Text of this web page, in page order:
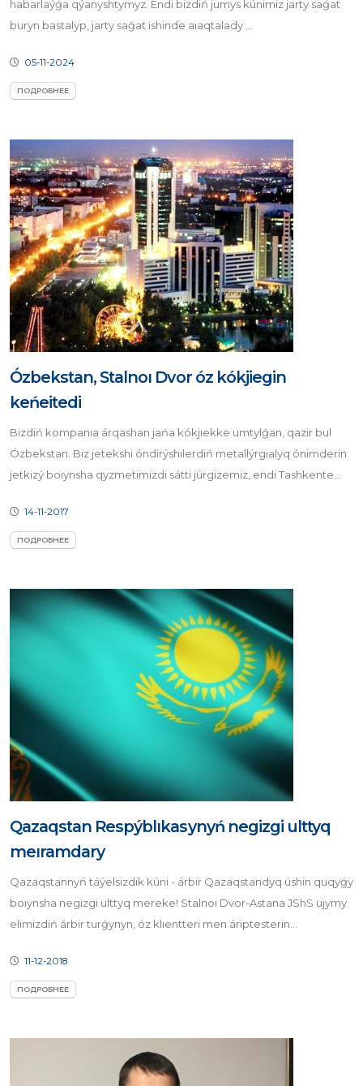
habarlaýǵa qýanyshtymyz. Endi bizdiń jumys kúnimiz jarty saǵat
buryn bastalyp, jarty saǵat ishinde aıaqtalady ...
05-11-2024
ПОДРОБНЕЕ
Ózbekstan, Stalnoı Dvor óz kókjiegin
keńeitedi
Bizdiń kompanıa árqashan jańa kókjıekke umtylǵan, qazir bul
Ózbekstan. Biz jetekshi óndirýshilerdiń metallýrgıalyq ónimderin
jetkizý boıynsha qyzmetimizdi sátti júrgizemiz, endi Tashkente...
14-11-2017
ПОДРОБНЕЕ
Qazaqstan Respýblıkasynyń negizgi ulttyq
meıramdary
Qazaqstannyń táýelsizdik kúni - árbir Qazaqstandyq úshin quqyǵy
boıynsha negizgi ulttyq mereke! Stalnoı Dvor-Astana JShS ujymy
elimizdiń árbir turǵynyn, óz klıentteri men áriptesterin...
11-12-2018
ПОДРОБНЕЕ